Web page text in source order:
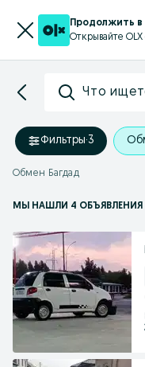
Продолжить
Открывайте
Что
Фильтры·3
Обмен Багдад
МЫ НАШЛИ 4 ОБЪЯВЛЕНИЯ